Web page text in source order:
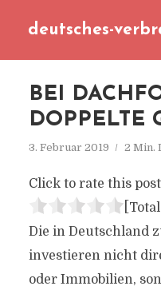
deutsches-
BEI
DOPPELTE
3. Februar 2019 2 Min.
Click to rate this
Die in Deutschland
investieren nicht
oder Immobilien,